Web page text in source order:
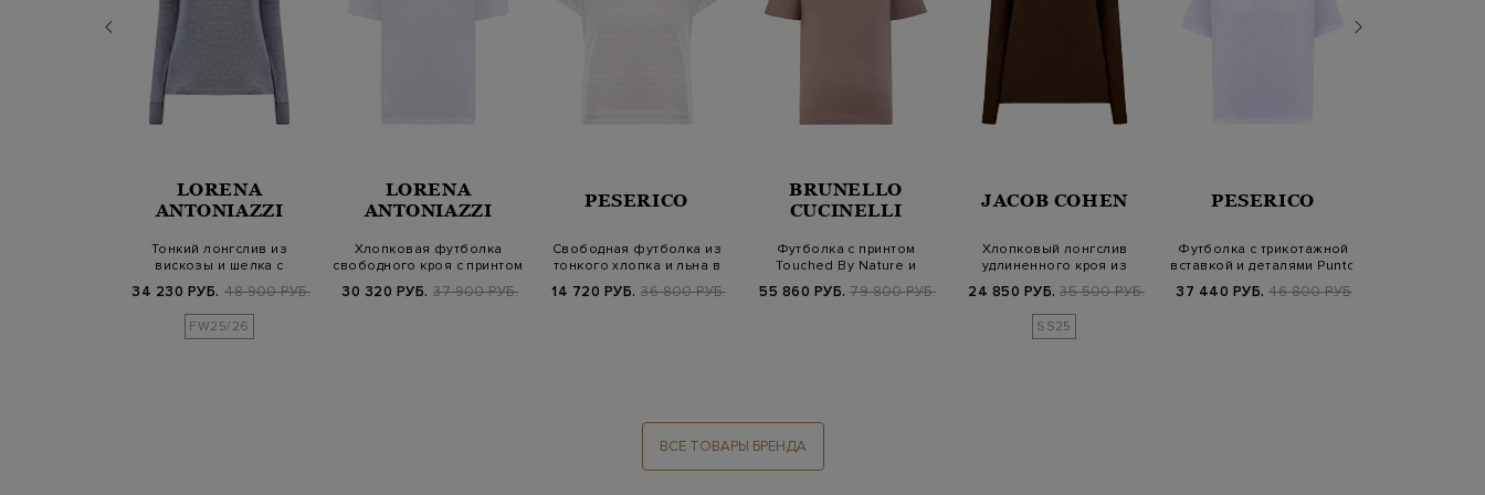
LORENA
ANTONIAZZI
Тонкий лонгслив из
вискозы и шелка с
34 230 РУБ. 48 900 РУБ.
FW25/26
LORENA
ANTONIAZZI
Хлопковая футболка
свободного кроя с принтом
30 320 РУБ. 37 900 РУБ.
PESERICO
Свободная футболка из
тонкого хлопка и льна в
14 720 РУБ. 36 800 РУБ.
BRUNELLO
CUCINELLI
Футболка с принтом
Touched By Nature и
55 860 РУБ. 79 800 РУБ.
JACOB COHEN
Хлопковый лонгслив
удлиненного кроя из
24 850 РУБ. 35 500 РУБ.
SS25
PESERICO
Футболка с трикотажной
вставкой и деталями Punto
37 440 РУБ. 46 800 РУБ.
ВСЕ ТОВАРЫ БРЕНДА